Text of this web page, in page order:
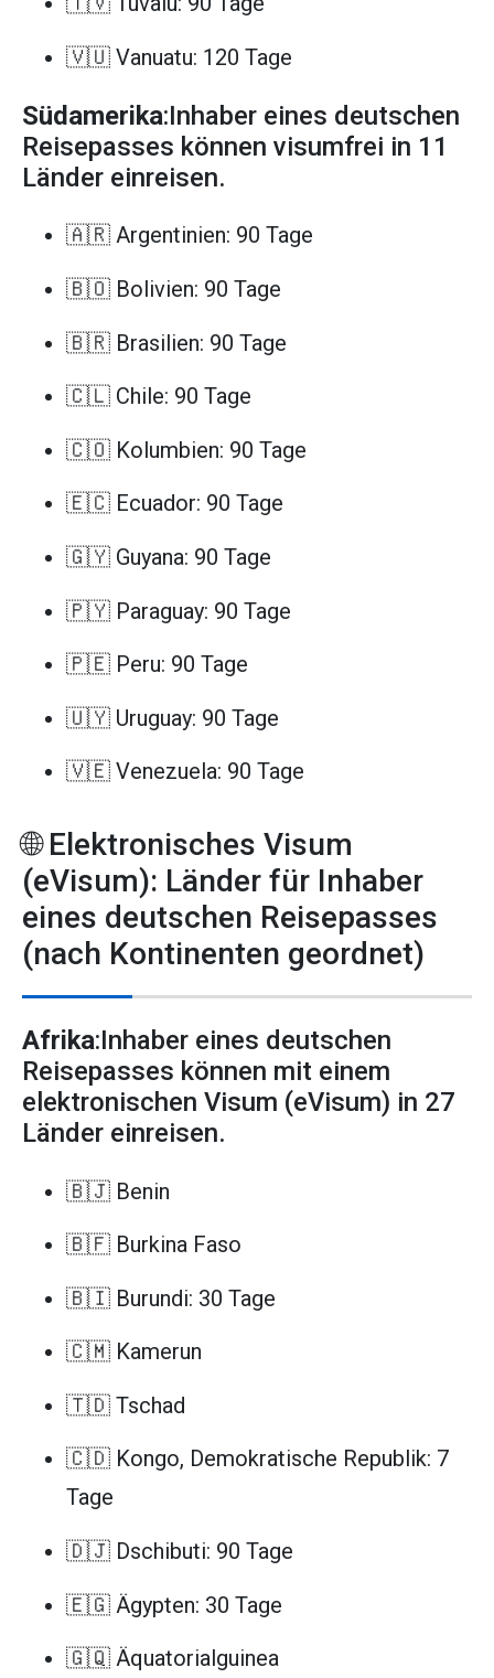
🇻🇺 Vanuatu: 120 Tage
Südamerika:Inhaber eines deutschen
Reisepasses können visumfrei in 11
Länder einreisen.
🇦🇷 Argentinien: 90 Tage
🇧🇴 Bolivien: 90 Tage
🇧🇷 Brasilien: 90 Tage
🇨🇱 Chile: 90 Tage
🇨🇴 Kolumbien: 90 Tage
🇪🇨 Ecuador: 90 Tage
🇬🇾 Guyana: 90 Tage
🇵🇾 Paraguay: 90 Tage
🇵🇪 Peru: 90 Tage
🇺🇾 Uruguay: 90 Tage
🇻🇪 Venezuela: 90 Tage
🌐 Elektronisches Visum
(eVisum): Länder für Inhaber
eines deutschen Reisepasses
(nach Kontinenten geordnet)
Afrika:Inhaber eines deutschen
Reisepasses können mit einem
elektronischen Visum (eVisum) in 27
Länder einreisen.
🇧🇯 Benin
🇧🇫 Burkina Faso
🇧🇮 Burundi: 30 Tage
🇨🇲 Kamerun
🇹🇩 Tschad
🇨🇩 Kongo, Demokratische Republik: 7
Tage
🇩🇯 Dschibuti: 90 Tage
🇪🇬 Ägypten: 30 Tage
🇬🇶 Äquatorialguinea